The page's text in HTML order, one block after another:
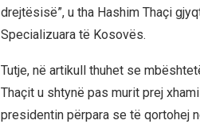
drejtësisë”, u tha Hashim Thaçi
Specializuara të Kosovës.
Tutje, në artikull thuhet se
Thaçit u shtynë pas murit prej
presidentin përpara se të qortohej